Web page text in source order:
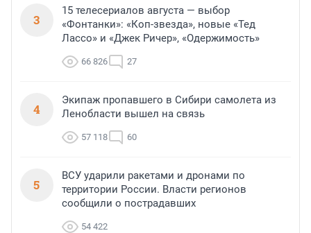
3
15 телесериалов августа — выбор
«Фонтанки»: «Коп-звезда», новые «Тед
Лассо» и «Джек Ричер», «Одержимость»
66 826 27
4
Экипаж пропавшего в Сибири самолета из
Ленобласти вышел на связь
57 118 60
5
ВСУ ударили ракетами и дронами по
территории России. Власти регионов
сообщили о пострадавших
54 422